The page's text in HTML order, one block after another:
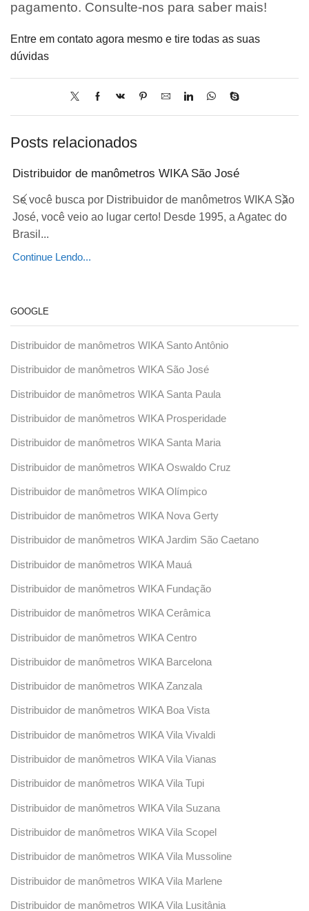
pagamento. Consulte-nos para saber mais!
Entre em contato agora mesmo e tire todas as suas
dúvidas
Posts relacionados
Distribuidor de manômetros WIKA São José
Se você busca por Distribuidor de manômetros WIKA São
José, você veio ao lugar certo! Desde 1995, a Agatec do
Brasil...
Continue Lendo...
GOOGLE
Distribuidor de manômetros WIKA Santo Antônio
Distribuidor de manômetros WIKA São José
Distribuidor de manômetros WIKA Santa Paula
Distribuidor de manômetros WIKA Prosperidade
Distribuidor de manômetros WIKA Santa Maria
Distribuidor de manômetros WIKA Oswaldo Cruz
Distribuidor de manômetros WIKA Olímpico
Distribuidor de manômetros WIKA Nova Gerty
Distribuidor de manômetros WIKA Jardim São Caetano
Distribuidor de manômetros WIKA Mauá
Distribuidor de manômetros WIKA Fundação
Distribuidor de manômetros WIKA Cerâmica
Distribuidor de manômetros WIKA Centro
Distribuidor de manômetros WIKA Barcelona
Distribuidor de manômetros WIKA Zanzala
Distribuidor de manômetros WIKA Boa Vista
Distribuidor de manômetros WIKA Vila Vivaldi
Distribuidor de manômetros WIKA Vila Vianas
Distribuidor de manômetros WIKA Vila Tupi
Distribuidor de manômetros WIKA Vila Suzana
Distribuidor de manômetros WIKA Vila Scopel
Distribuidor de manômetros WIKA Vila Mussoline
Distribuidor de manômetros WIKA Vila Marlene
Distribuidor de manômetros WIKA Vila Lusitânia